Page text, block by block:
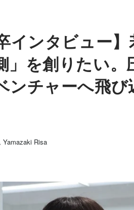
インタビュー
」を創りたい
ンチャーへ飛び
Yamazaki Risa